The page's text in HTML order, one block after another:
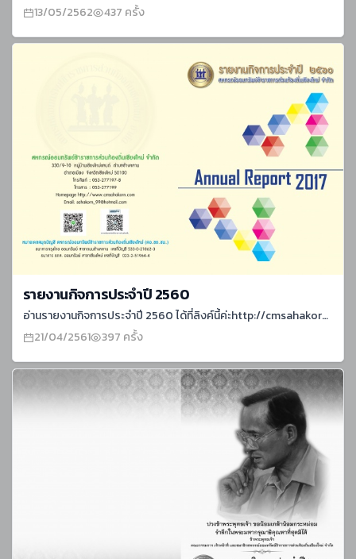
13/05/2562
437 ครั้ง
รายงานกิจการประจำปี 2560
อ่านรายงานกิจการประจำปี 2560 ได้ที่ลิงค์นี้ค่ะhttp://cmsahakorn.com/download/report-2560.pdf
21/04/2561
397 ครั้ง